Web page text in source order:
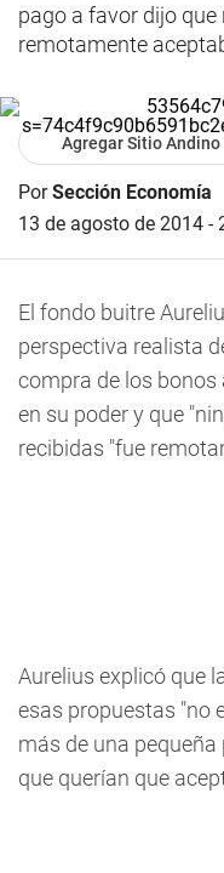
pago a favor dijo
remotamente
Agregar Sitio Andino
PorSección Economía
13 de agosto de 2014 -
El fondo buitre
perspectiva realista
compra de los bonos
en su poder y que
recibidas "fue
Aurelius explicó que
esas propuestas "no
más de una pequeña
que querían que